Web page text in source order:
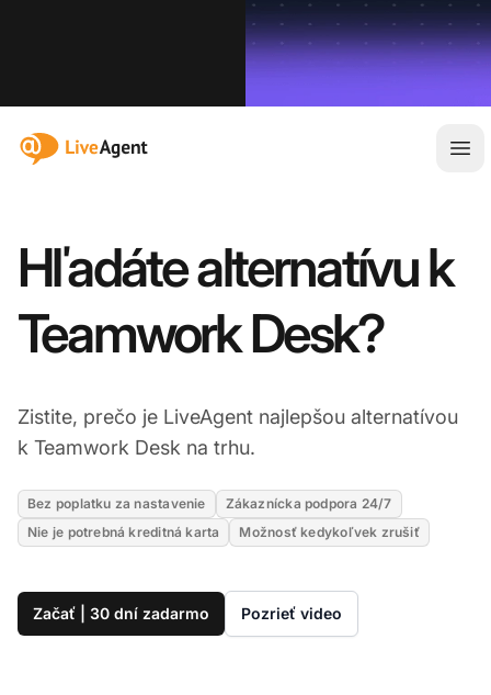
:site.title
Hľadáte alternatívu k
Teamwork Desk?
Zistite, prečo je LiveAgent najlepšou alternatívou
k Teamwork Desk na trhu.
Bez poplatku za nastavenie
Zákaznícka podpora 24/7
Nie je potrebná kreditná karta
Možnosť kedykoľvek zrušiť
Začať | 30 dní zadarmo Pozrieť video